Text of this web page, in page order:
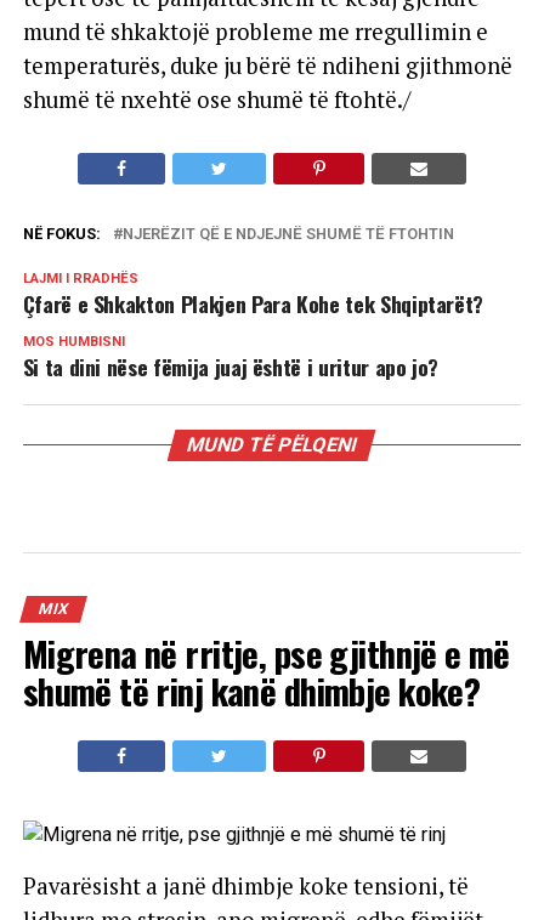
mund të shkaktojë probleme me rregullimin e
temperaturës, duke ju bërë të ndiheni gjithmonë
shumë të nxehtë ose shumë të ftohtë./
NË FOKUS: NJERËZIT QË E NDJEJNË SHUMË TË FTOHTIN
LAJMI I RRADHËS
Çfarë e Shkakton Plakjen Para Kohe tek Shqiptarët?
MOS HUMBISNI
Si ta dini nëse fëmija juaj është i uritur apo jo?
MUND TË PËLQENI
MIX
Migrena në rritje, pse gjithnjë e më
shumë të rinj kanë dhimbje koke?
Pavarësisht a janë dhimbje koke tensioni, të